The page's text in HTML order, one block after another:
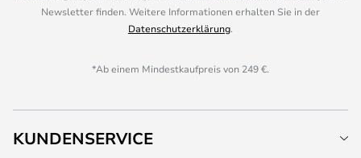
Newsletter finden. Weitere Informationen erhalten Sie in der
Datenschutzerklärung.
*Ab einem Mindestkaufpreis von 249 €.
KUNDENSERVICE